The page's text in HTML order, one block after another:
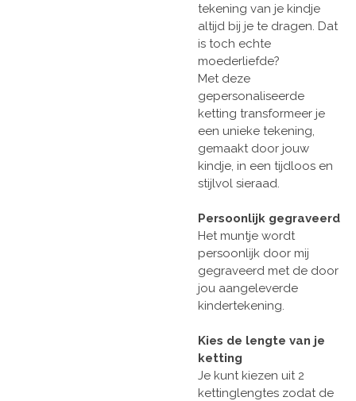
tekening van je kindje
altijd bij je te dragen. Dat
is toch echte
moederliefde?
Met deze
gepersonaliseerde
ketting transformeer je
een unieke tekening,
gemaakt door jouw
kindje, in een tijdloos en
stijlvol sieraad.
Persoonlijk gegraveerd
Het muntje wordt
persoonlijk door mij
gegraveerd met de door
jou aangeleverde
kindertekening.
Kies de lengte van je
ketting
Je kunt kiezen uit 2
kettinglengtes zodat de